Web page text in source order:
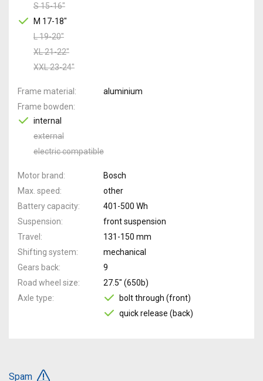
S 15-16"
M 17-18"
L 19-20"
XL 21-22"
XXL 23-24"
Frame material
aluminium
Frame bowden
internal
external
electric compatible
Motor brand
Bosch
Max. speed
other
Battery capacity
401-500 Wh
Suspension
front suspension
Travel
131-150 mm
Shifting system
mechanical
Gears back
9
Road wheel size
27.5" (650b)
Axle type
bolt through (front)
quick release (back)
Spam